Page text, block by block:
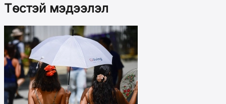
Төстэй мэдээлэл